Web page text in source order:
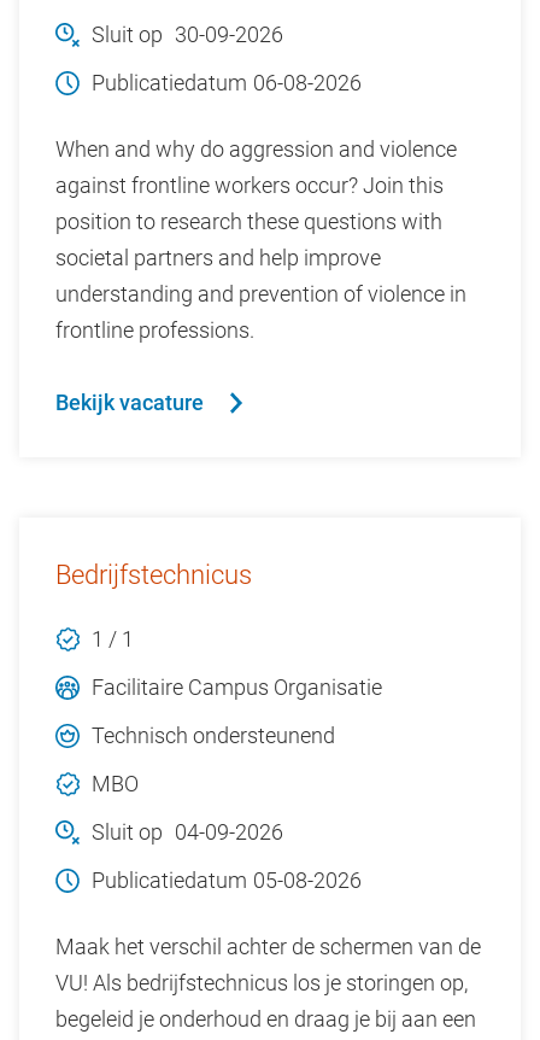
Sluit op 30-09-2026
Publicatiedatum 06-08-2026
When and why do aggression and violence
against frontline workers occur? Join this
position to research these questions with
societal partners and help improve
understanding and prevention of violence in
frontline professions.
Bekijk vacature
Bedrijfstechnicus
1 / 1
Facilitaire Campus Organisatie
Technisch ondersteunend
MBO
Sluit op 04-09-2026
Publicatiedatum 05-08-2026
Maak het verschil achter de schermen van de
VU! Als bedrijfstechnicus los je storingen op,
begeleid je onderhoud en draag je bij aan een